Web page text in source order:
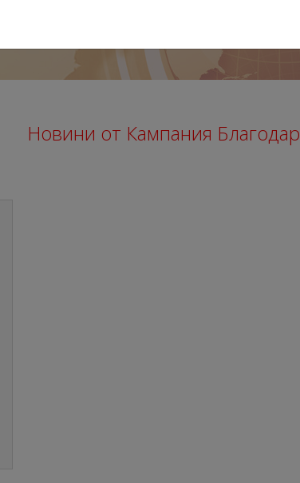
Новини от Кампания